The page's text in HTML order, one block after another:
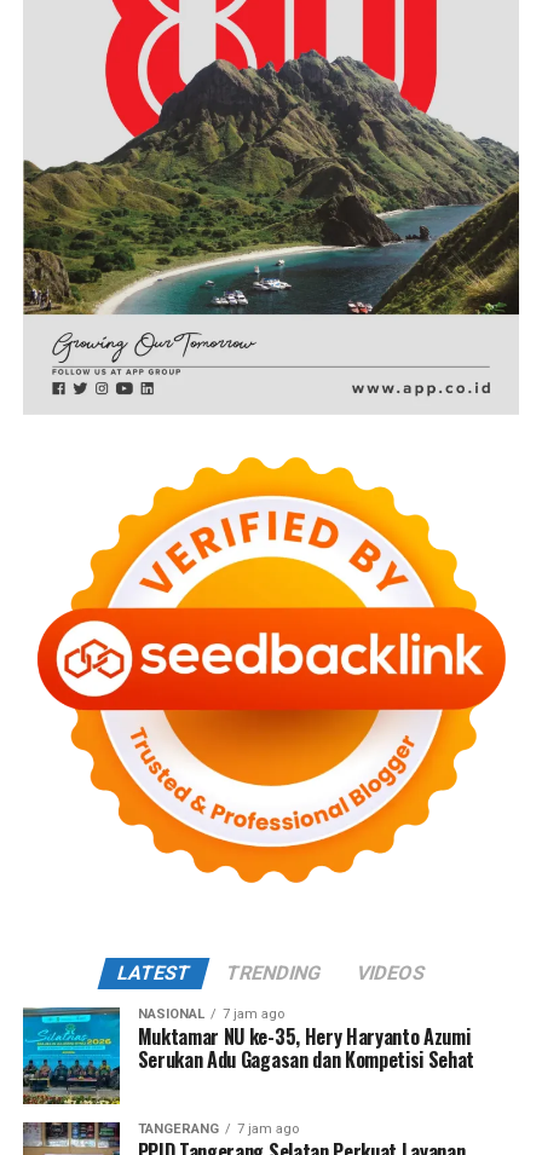
LATEST TRENDING VIDEOS
NASIONAL 7 jam ago
Muktamar NU ke-35, Hery Haryanto Azumi
Serukan Adu Gagasan dan Kompetisi Sehat
TANGERANG 7 jam ago